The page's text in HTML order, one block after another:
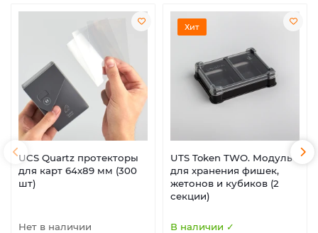
UCS Quartz протекторы
для карт 64х89 мм (300
шт)
Нет в наличии
Хит
UTS Token TWO. Модуль
для хранения фишек,
жетонов и кубиков (2
секции)
В наличии ✓